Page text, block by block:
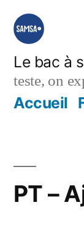
Aller
contenu
Le bac à
teste, on
Accueil
PT –